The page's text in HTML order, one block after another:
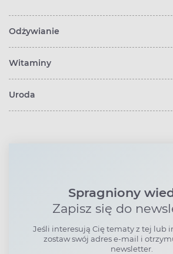
Odżywianie
Witaminy
Uroda
Spragniony
Zapisz się do
Jeśli interesują Cię tematy z tej lub
zostaw swój adres e-mail i
newsletter.